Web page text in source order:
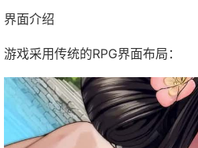
界面介绍
游戏采用传统的RPG界面布局：